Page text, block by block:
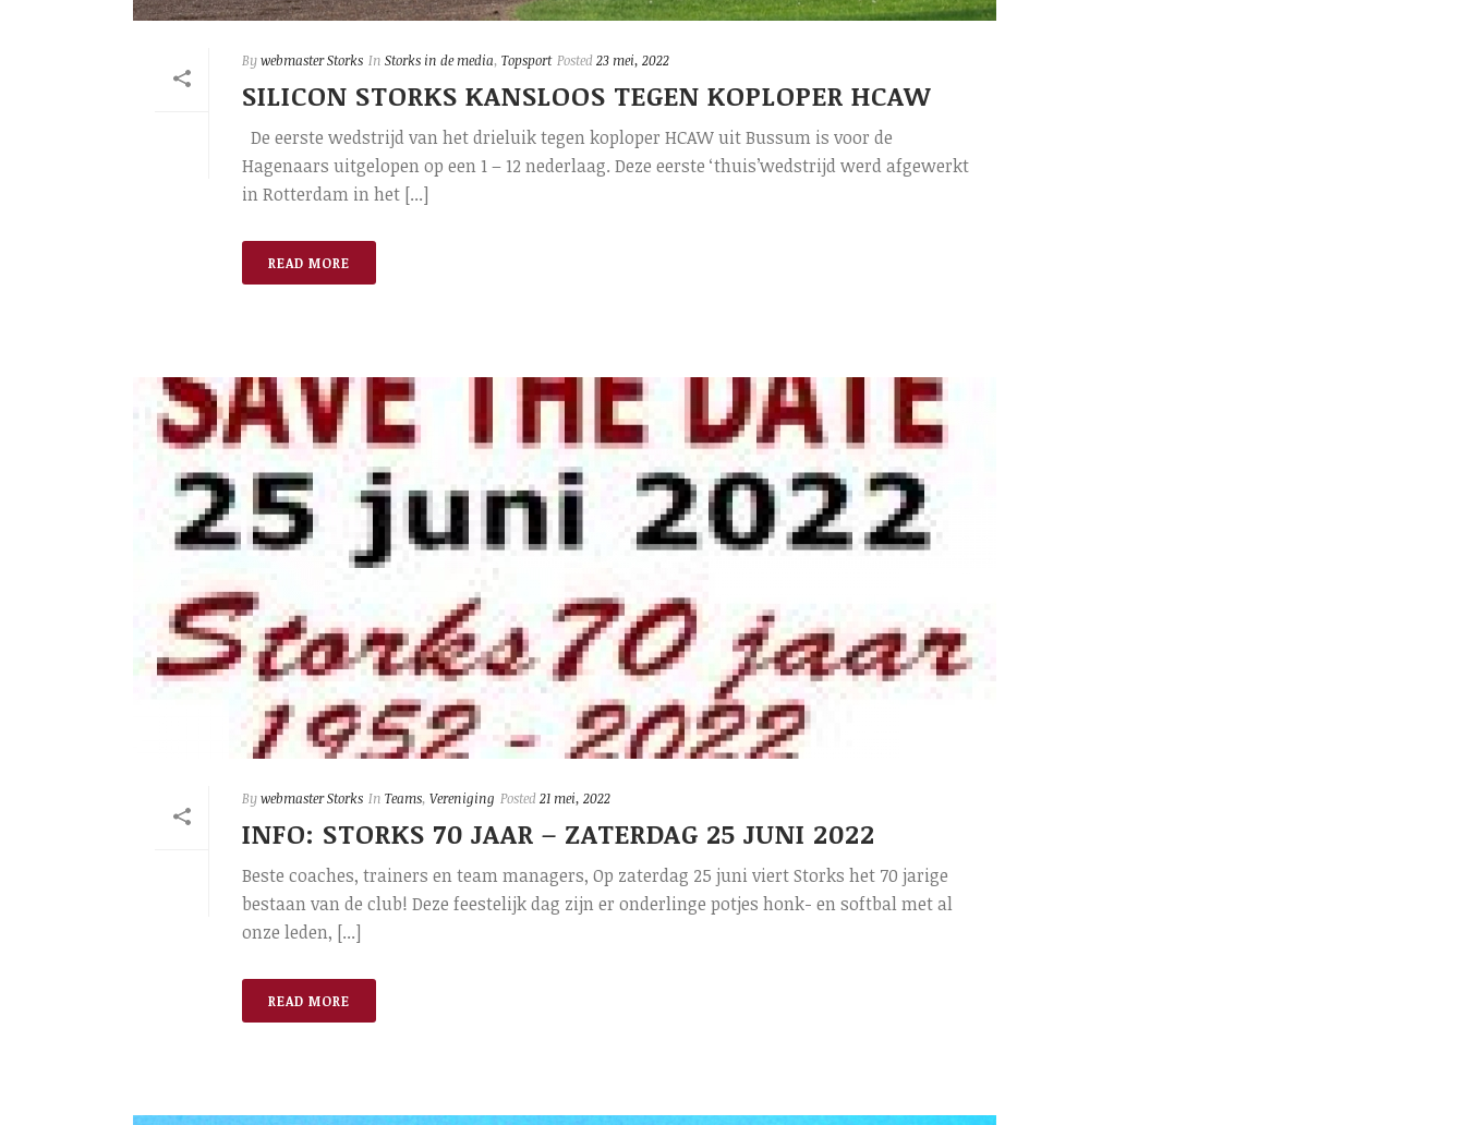
Bywebmaster Storks In Storks in de media, Topsport Posted 23 mei, 2022
SILICON STORKS KANSLOOS TEGEN KOPLOPER HCAW
De eerste wedstrijd van het drieluik tegen koploper HCAW uit Bussum is voor de
Hagenaars uitgelopen op een 1 – 12 nederlaag. Deze eerste ‘thuis’wedstrijd werd afgewerkt
in Rotterdam in het [...]
READ MORE
Bywebmaster Storks In Teams, Vereniging Posted 21 mei, 2022
INFO: STORKS 70 JAAR – ZATERDAG 25 JUNI 2022
Beste coaches, trainers en team managers, Op zaterdag 25 juni viert Storks het 70 jarige
bestaan van de club! Deze feestelijk dag zijn er onderlinge potjes honk- en softbal met al
onze leden, [...]
READ MORE